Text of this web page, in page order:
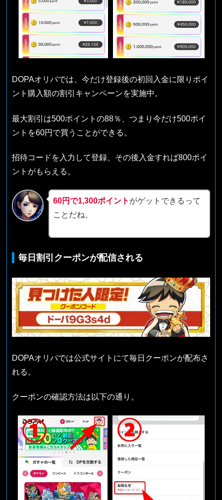
DOPAオリパでは、今だけ登録後の初回入金に限りポイ
ント購入額の割引キャンペーンを実施中。
最大割引は500ポイントの88％、つまり今だけ500ポイ
ントを60円で買うことができる。
招待コードを入力して登録、その後入金すれば800ポイ
ントがもらえる。
60円で1,300ポイント がゲットできるって
ことだね。
毎日割引クーポンが配信される
DOPAオリパでは公式サイトにて毎日クーポンが配布さ
れる。
クーポンの確認方法は以下の通り。